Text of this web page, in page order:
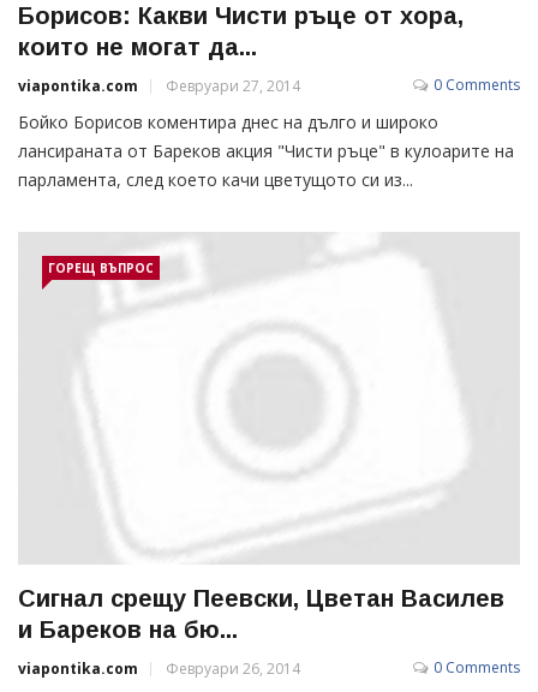
Борисов: Какви Чисти ръце от хора,
които не могат да...
viapontika.com Февруари 27, 2014 0 Comments
Бойко Борисов коментира днес на дълго и широко
лансираната от Бареков акция "Чисти ръце" в кулоарите на
парламента, след което качи цветущото си из...
ГОРЕЩ ВЪПРОС
Сигнал срещу Пеевски, Цветан Василев
и Бареков на бю...
viapontika.com Февруари 26, 2014 0 Comments